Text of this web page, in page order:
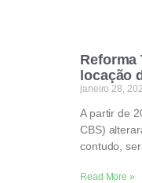
Reforma
locação
janeiro 28,
A partir de
CBS)
contudo,
Read More »